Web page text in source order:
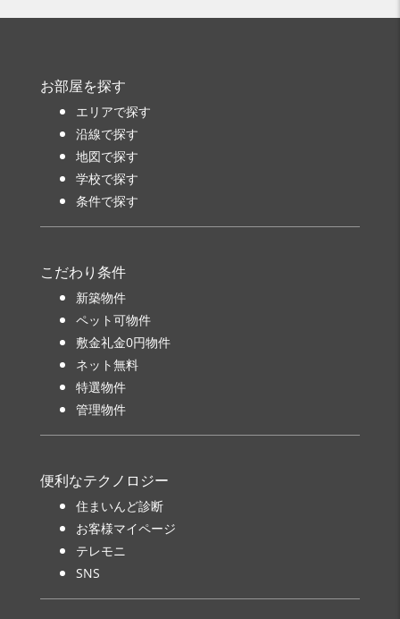
お部屋を探す
エリアで探す
沿線で探す
地図で探す
学校で探す
条件で探す
こだわり条件
新築物件
ペット可物件
敷金礼金0円物件
ネット無料
特選物件
管理物件
便利なテクノロジー
住まいんど診断
お客様マイページ
テレモニ
SNS